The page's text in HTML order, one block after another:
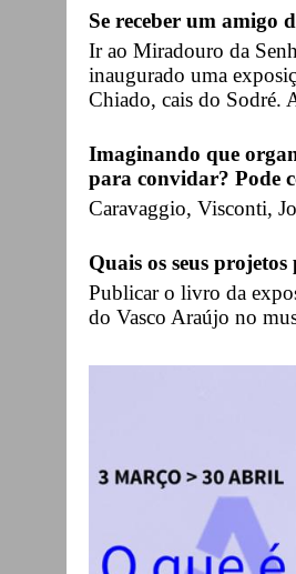
Se receber um amigo
Ir ao Miradouro da
inaugurado uma
Chiado, cais do Sodré.
Imaginando que
para convidar? Pode
Caravaggio, Visconti,
Quais os seus
Publicar o livro da
do Vasco Araújo no